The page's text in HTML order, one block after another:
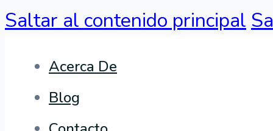
Saltar al contenido principal
Acerca De
Blog